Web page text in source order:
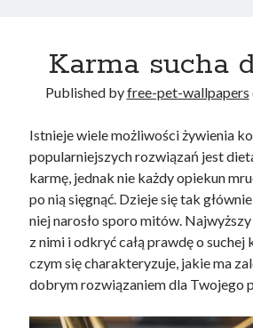
The Foundation of Longevity Through
Comprehensive Care Strategies for Geriatric
Veterinary Dental Prophylaxis and its Impact on
Modern Strategies for Pet Anxiety
Recent Comments
Karma sucha
Published byfree-pet-wallpapers
Istnieje wiele możliwości żywienia
popularniejszych rozwiązań jest
karmę, jednak nie każdy opiekun
po nią sięgnąć. Dzieje się tak
niej narosło sporo mitów.
z nimi i odkryć całą prawdę o suchej
czym się charakteryzuje, jakie ma
dobrym rozwiązaniem dla Twojego